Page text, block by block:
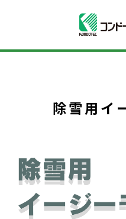
除雪用イ